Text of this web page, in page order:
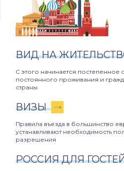
ВИД НА
С этого начинается
постоянного проживания и
страны
ВИЗЫ
Правила въезда в большинство
устанавливают необходимость
разрешения
РОССИЯ ДЛЯ